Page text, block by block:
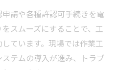
請や各種許認可手続きを電
スムーズにすることで、工
ています。現場では作業工
テムの導入が進み、トラブ